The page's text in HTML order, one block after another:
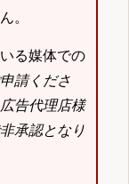
。
る媒体での
請くださ
告代理店様
承認となり